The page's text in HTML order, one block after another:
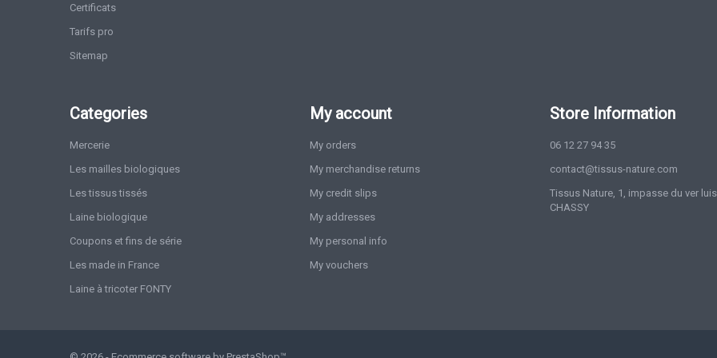
Certificats
Tarifs pro
Sitemap
Categories
Mercerie
Les mailles biologiques
Les tissus tissés
Laine biologique
Coupons et fins de série
Les made in France
Laine à tricoter FONTY
My account
My orders
My merchandise returns
My credit slips
My addresses
My personal info
My vouchers
Store Information
06 12 27 94 35
contact@tissus-nature.com
Tissus Nature, 1, impasse du ver
CHASSY